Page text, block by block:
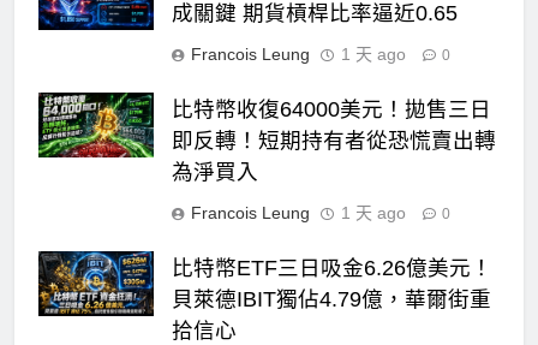
成關鍵 期貨槓桿比率逼近0.65
Francois Leung 1 天 ago 0
比特幣收復64000美元！拋售三日
即反轉！短期持有者從恐慌賣出轉
為淨買入
Francois Leung 1 天 ago 0
比特幣ETF三日吸金6.26億美元！
貝萊德IBIT獨佔4.79億，華爾街重
拾信心